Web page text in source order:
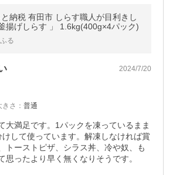
納税 有田市 しらす職人が目利きし
揚げしらす 」 1.6kg(400g×4パック)
る
2024/7/20
きさ ： 普通
大満足です。1パックを凍っているまま
して使っています。解凍しなければ賞
トーストピザ、シラス丼、冷や奴、も
思ったより早く無くなりそうです。